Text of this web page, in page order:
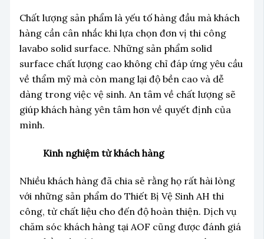
Chất lượng sản phẩm là yếu tố hàng đầu mà khách
hàng cần cân nhắc khi lựa chọn đơn vị thi công
lavabo solid surface. Những sản phẩm solid
surface chất lượng cao không chỉ đáp ứng yêu cầu
về thẩm mỹ mà còn mang lại độ bền cao và dễ
dàng trong việc vệ sinh. An tâm về chất lượng sẽ
giúp khách hàng yên tâm hơn về quyết định của
mình.
Kinh nghiệm từ khách hàng
Nhiều khách hàng đã chia sẻ rằng họ rất hài lòng
với những sản phẩm do Thiết Bị Vệ Sinh AH thi
công, từ chất liệu cho đến độ hoàn thiện. Dịch vụ
chăm sóc khách hàng tại AOF cũng được đánh giá